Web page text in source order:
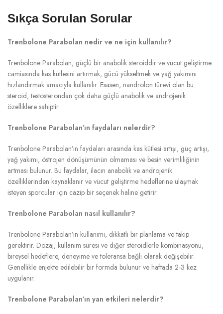
Sıkça Sorulan Sorular
Trenbolone Parabolan nedir ve ne için kullanılır?
Trenbolone Parabolan, güçlü bir anabolik steroiddir ve vücut geliştirme
camiasında kas kütlesini artırmak, gücü yükseltmek ve yağ yakımını
hızlandırmak amacıyla kullanılır. Esasen, nandrolon türevi olan bu
steroid, testosterondan çok daha güçlü anabolik ve androjenik
özelliklere sahiptir.
Trenbolone Parabolan’ın faydaları nelerdir?
Trenbolone Parabolan’ın faydaları arasında kas kütlesi artışı, güç artışı,
yağ yakımı, östrojen dönüşümünün olmaması ve besin verimliliğinin
artması bulunur. Bu faydalar, ilacın anabolik ve androjenik
özelliklerinden kaynaklanır ve vücut geliştirme hedeflerine ulaşmak
isteyen sporcular için cazip bir seçenek haline getirir.
Trenbolone Parabolan nasıl kullanılır?
Trenbolone Parabolan’ın kullanımı, dikkatli bir planlama ve takip
gerektirir. Dozaj, kullanım süresi ve diğer steroidlerle kombinasyonu,
bireysel hedeflere, deneyime ve toleransa bağlı olarak değişebilir.
Genellikle enjekte edilebilir bir formda bulunur ve haftada 2-3 kez
uygulanır.
Trenbolone Parabolan’ın yan etkileri nelerdir?